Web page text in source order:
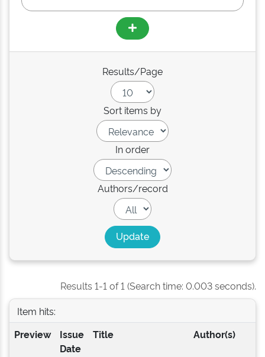
Results/Page
Sort items by
In order
Authors/record
Results 1-1 of 1 (Search time: 0.003 seconds).
Item hits:
Preview
Issue
Date
Title Author(s)